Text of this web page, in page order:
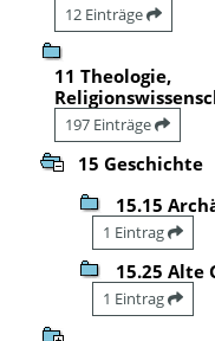
12 Einträge
11 Theologie,
197 Einträge
15 Geschichte
15.15
1 Eintrag
15.25 Alte
1 Eintrag